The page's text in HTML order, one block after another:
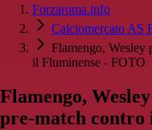
Forzaroma.info
Calciomercato AS
Flamengo, Wesley
il Fluminense - FOTO
Flamengo,
pre-match contro